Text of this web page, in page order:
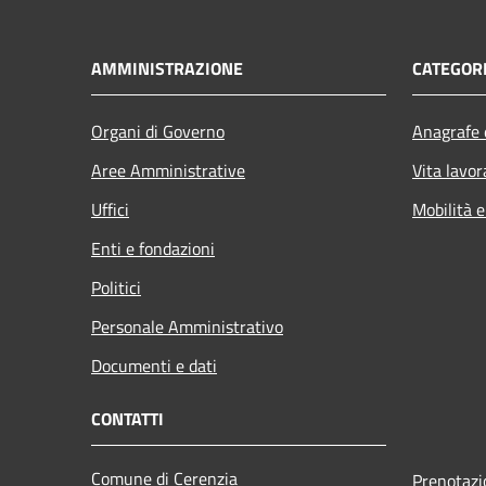
AMMINISTRAZIONE
Organi di Governo
Aree Amministrative
Uffici
Enti e fondazioni
Politici
Personale Amministrativo
Documenti e dati
Vita
Mobilità
CONTATTI
Comune di Cerenzia